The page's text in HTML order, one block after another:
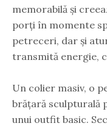
memorabilă și
porți în momente
petreceri, dar și
transmită energie,
Un colier masiv, o
brățară sculpturală
unui outfit basic.